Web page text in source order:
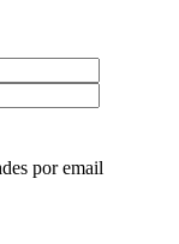
por email